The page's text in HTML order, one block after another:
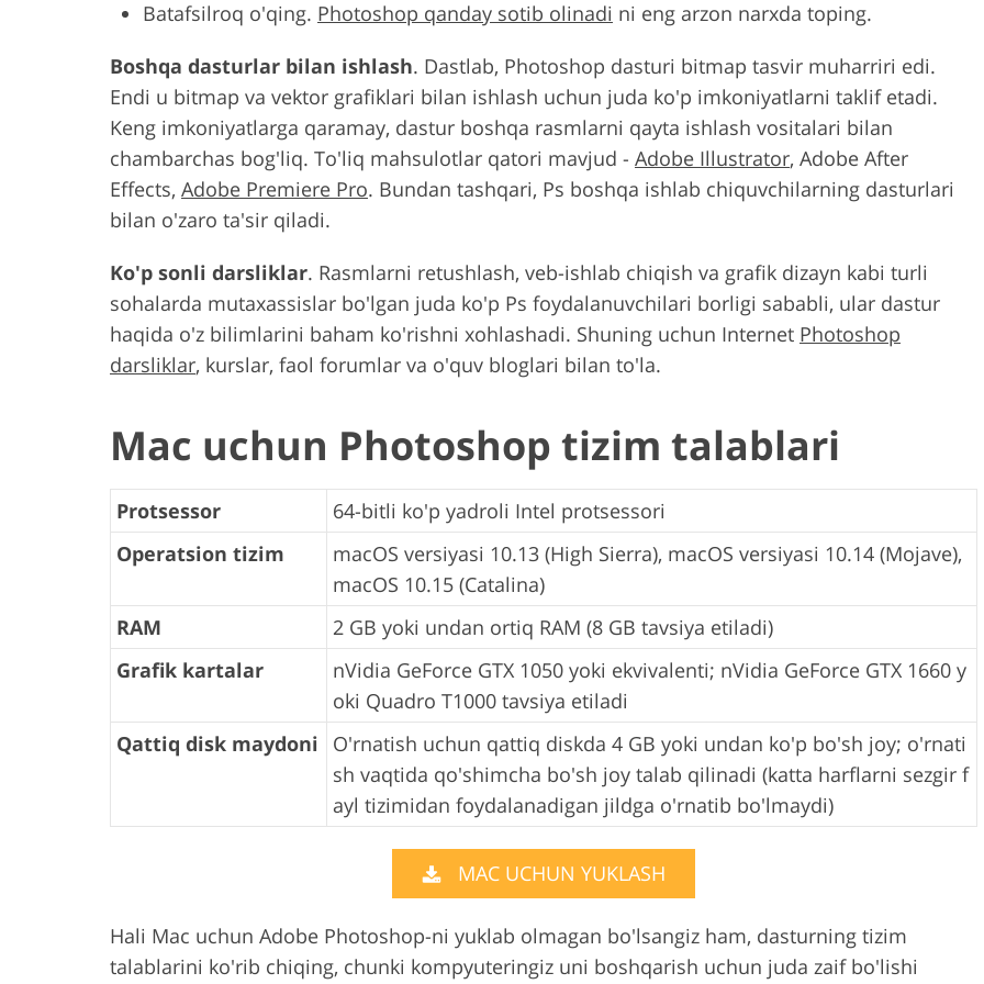
Batafsilroq o'qing. Photoshop qanday sotib olinadi ni eng arzon narxda toping.
Boshqa dasturlar bilan ishlash. Dastlab, Photoshop dasturi bitmap tasvir muharriri edi.
Endi u bitmap va vektor grafiklari bilan ishlash uchun juda ko'p imkoniyatlarni taklif etadi.
Keng imkoniyatlarga qaramay, dastur boshqa rasmlarni qayta ishlash vositalari bilan
chambarchas bog'liq. To'liq mahsulotlar qatori mavjud - Adobe Illustrator, Adobe After
Effects, Adobe Premiere Pro. Bundan tashqari, Ps boshqa ishlab chiquvchilarning dasturlari
bilan o'zaro ta'sir qiladi.
Ko'p sonli darsliklar. Rasmlarni retushlash, veb-ishlab chiqish va grafik dizayn kabi turli
sohalarda mutaxassislar bo'lgan juda ko'p Ps foydalanuvchilari borligi sababli, ular dastur
haqida o'z bilimlarini baham ko'rishni xohlashadi. Shuning uchun Internet Photoshop
darsliklar, kurslar, faol forumlar va o'quv bloglari bilan to'la.
Mac uchun Photoshop tizim talablari
Protsessor
64-bitli ko'p yadroli Intel protsessori
Operatsion tizim
macOS versiyasi 10.13 (High Sierra), macOS versiyasi 10.14 (Mojave),
macOS 10.15 (Catalina)
RAM
2 GB yoki undan ortiq RAM (8 GB tavsiya etiladi)
Grafik kartalar
nVidia GeForce GTX 1050 yoki ekvivalenti; nVidia GeForce GTX 1660 y
oki Quadro T1000 tavsiya etiladi
Qattiq disk maydoni
O'rnatish uchun qattiq diskda 4 GB yoki undan ko'p bo'sh joy; o'rnati
sh vaqtida qo'shimcha bo'sh joy talab qilinadi (katta harflarni sezgir f
ayl tizimidan foydalanadigan jildga o'rnatib bo'lmaydi)
MAC UCHUN YUKLASH
Hali Mac uchun Adobe Photoshop-ni yuklab olmagan bo'lsangiz ham, dasturning tizim
talablarini ko'rib chiqing, chunki kompyuteringiz uni boshqarish uchun juda zaif bo'lishi